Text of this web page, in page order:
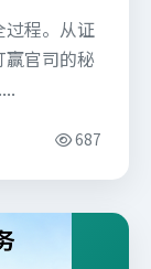
过程。从证
赢官司的秘
687